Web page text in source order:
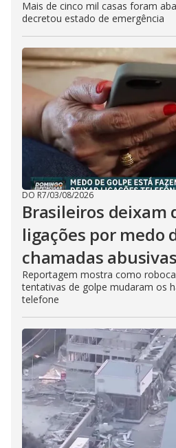
Mais de cinco mil casas foram
decretou estado de emergência
DO R7/03/08/2026
Brasileiros deixam
ligações por medo
chamadas abusivas
Reportagem mostra como
tentativas de golpe mudaram os
telefone